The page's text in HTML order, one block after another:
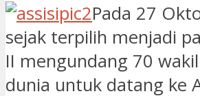
Pada 27
sejak terpilih menjadi
II mengundang 70
dunia untuk datang ke